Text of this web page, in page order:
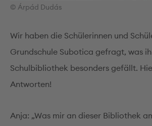
© Árpád Dudás
Wir haben die Schülerinnen und
Grundschule Subotica gefragt, was
Schulbibliothek besonders gefällt.
Antworten!
Anja: „Was mir an dieser Bibliothek